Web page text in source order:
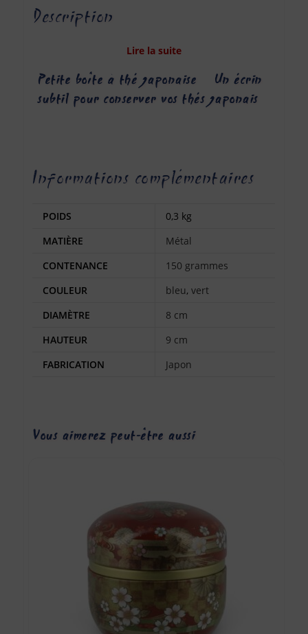
Description
Lire la suite
Petite boîte à thé japonaise – Un écrin
subtil pour conserver vos thés japonais
Informations complémentaires
POIDS
0,3 kg
MATIÈRE
Métal
CONTENANCE
150 grammes
COULEUR
bleu,vert
DIAMÈTRE
8 cm
HAUTEUR
9 cm
FABRICATION
Japon
Vous aimerez peut-être aussi…